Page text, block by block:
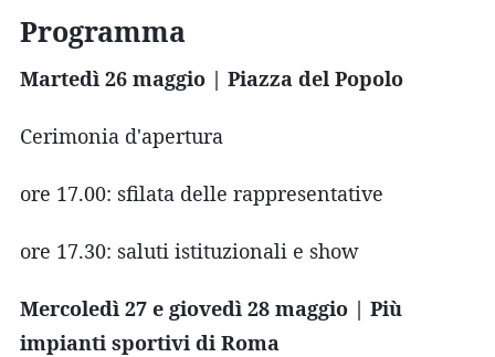
Programma
Martedì 26 maggio | Piazza del Popolo
Cerimonia d'apertura
ore 17.00: sfilata delle rappresentative
ore 17.30: saluti istituzionali e show
Mercoledì 27 e giovedì 28 maggio | Più
impianti sportivi di Roma